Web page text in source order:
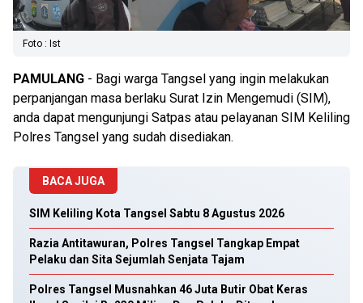
Foto : Ist
PAMULANG - Bagi warga Tangsel yang ingin melakukan
perpanjangan masa berlaku Surat Izin Mengemudi (SIM),
anda dapat mengunjungi Satpas atau pelayanan SIM Keliling
Polres Tangsel yang sudah disediakan.
BACA JUGA
SIM Keliling Kota Tangsel Sabtu 8 Agustus 2026
Razia Antitawuran, Polres Tangsel Tangkap Empat
Pelaku dan Sita Sejumlah Senjata Tajam
Polres Tangsel Musnahkan 46 Juta Butir Obat Keras